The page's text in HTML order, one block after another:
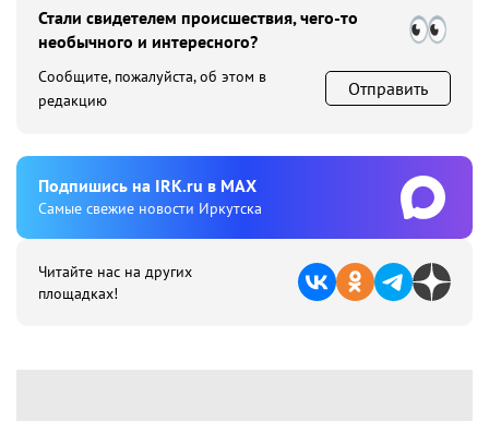
Стали свидетелем происшествия, чего-то
необычного и интересного?
Сообщите, пожалуйста, об этом в
редакцию
Отправить
Подпишиcь на IRK.ru в MAX
Cамые свежие новости Иркутска
Читайте нас на других
площадках!